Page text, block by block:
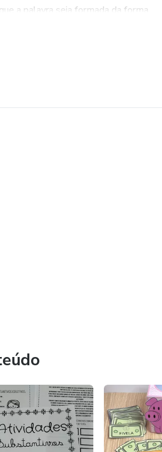
a palavra seja formada da forma